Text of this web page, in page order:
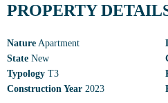
PROPERTY
Nature Apartment
State New
Typology T3
Construction Year 2023